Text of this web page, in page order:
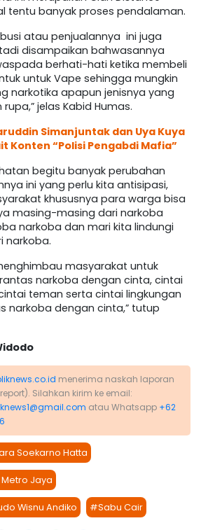
tentu banyak proses pendalaman.
atau penjualannya ini juga
disampaikan bahwasannya
berhati-hati ketika membeli
untuk Vape sehingga mungkin
narkotika apapun jenisnya yang
jelas Kabid Humas.
Simanjuntak dan Uya Kuya
Konten “Polisi Pengabdi Mafia”
begitu banyak perubahan
ini yang perlu kita antisipasi,
khususnya para warga bisa
masing-masing dari narkoba
narkoba dan mari kita lindungi
narkoba.
masyarakat untuk
narkoba dengan cinta, cintai
teman serta cintai lingkungan
narkoba dengan cinta,” tutup
menerima naskah laporan
Silahkan kirim ke email:
atau Whatsapp +62
Soekarno Hatta
Jaya
Wisnu Andiko #Sabu Cair